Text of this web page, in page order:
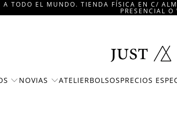
A TODO EL MUNDO. TIENDA FÍSICA EN C/
PRESENCIAL O
NOVIAS ATELIERBOLSOSPRECIOS